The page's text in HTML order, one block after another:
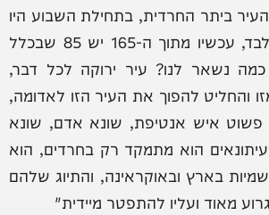
ביתר החרדית, בתחילת השבוע היו
בעיר 156 חולים בלבד, עכשיו מתוך ה-165 יש 85 שבכלל
כמה נשאר לנו? עיר ירוקה לכל דבר,
והחליט להפוך את העיר הזו לאדומה,
איש אנטיפת, שונא אדם, שונא
הוא מתמקד רק בחרדים, הוא
בארץ ובאוקראינה, והתיוג שלהם
מאוד ועליו להתפטר מיידית"